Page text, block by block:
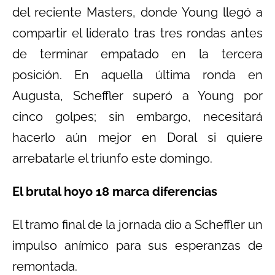
del reciente Masters, donde Young llegó a
compartir el liderato tras tres rondas antes
de terminar empatado en la tercera
posición. En aquella última ronda en
Augusta, Scheffler superó a Young por
cinco golpes; sin embargo, necesitará
hacerlo aún mejor en Doral si quiere
arrebatarle el triunfo este domingo.
El brutal hoyo 18 marca diferencias
El tramo final de la jornada dio a Scheffler un
impulso anímico para sus esperanzas de
remontada.